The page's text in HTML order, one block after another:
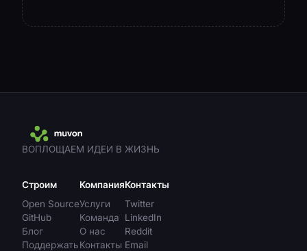
ВОПЛОЩАЕМ ИДЕИ В ЖИЗНЬ
Строим
Open Source
GitHub
Блог
Поддержать
Компания
Услуги
Команда
О нас
Контакты
Контакты
Twitter
LinkedIn
Reddit
Email